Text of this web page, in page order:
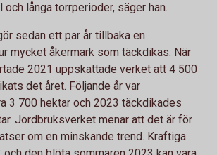
långa torrperioder, säger han.
sedan ett par år tillbaka en
mycket åkermark som täckdikas. När
2021 uppskattade verket att 4 500
det året. Följande år var
3 700 hektar och 2023 täckdikades
Jordbruksverket menar att det är för
om en minskande trend. Kraftiga